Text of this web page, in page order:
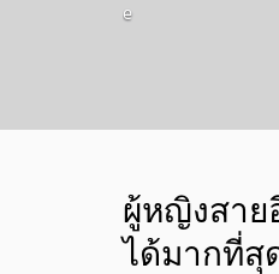
ผู้หญิงสาย
ได้มากที่สุ